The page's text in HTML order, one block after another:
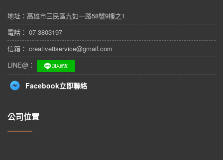
地址： 高雄市三民區九如一路58號9樓之1
電話： 07-3803197
信箱： creative8service@gmail.com
LINE@：
Facebook立即聯絡
公司位置